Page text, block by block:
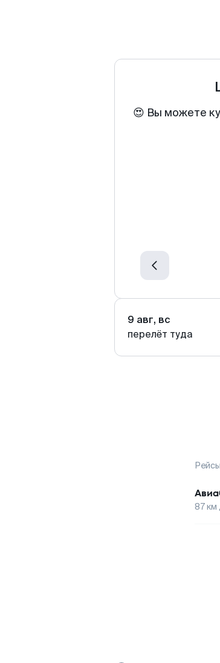
😍 Вы можете
9 авг, вс
перелёт туда
87км